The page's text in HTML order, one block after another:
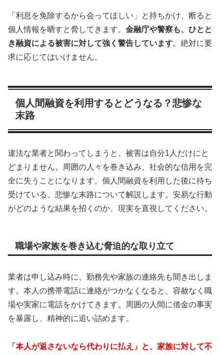
「利息を免除するから会ってほしい」と持ちかけ、断ると
個人情報を晒すと脅してきます。 金融庁や警察も、ひとと
き融資による被害に対して強く警告しています。絶対に要
求に応じてはいけません。
個人間融資を利用するとどうなる？悲惨な
末路
違法な業者と関わってしまうと、被害は自分1人だけにと
どまりません。周囲の人々を巻き込み、社会的な信用を完
全に失うことになります。個人間融資を利用した後に待ち
受けている、悲惨な末路について解説します。安易な行動
がどのような結果を招くのか、現実を直視してください。
職場や家族を巻き込む脅迫的な取り立て
業者は申し込み時に、勤務先や家族の連絡先も聞き出しま
す。本人の携帯電話に連絡がつかなくなると、容赦なく職
場や実家に電話をかけてきます。周囲の人間に借金の事実
を暴露し、精神的に追い詰めます。
「本人が返さないなら代わりに払え」と、家族に対して不